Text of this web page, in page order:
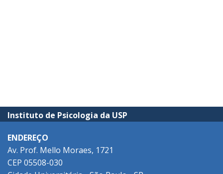
Instituto de Psicologia da USP
ENDEREÇO
Av. Prof. Mello Moraes, 1721
CEP 05508-030